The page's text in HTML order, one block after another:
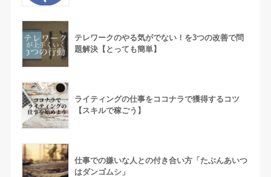
テレワークのやる気がでない！を3つの改善で問
題解決【とっても簡単】
ライティングの仕事をココナラで獲得するコツ
【スキルで稼ごう】
仕事での嫌いな人との付き合い方「たぶんあいつ
はダンゴムシ」